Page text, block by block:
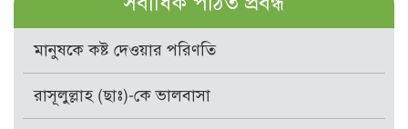
মানুষকে কষ্ট দেওয়ার পরিণতি
রাসূলুল্লাহ (ছাঃ)-কে ভালবাসা